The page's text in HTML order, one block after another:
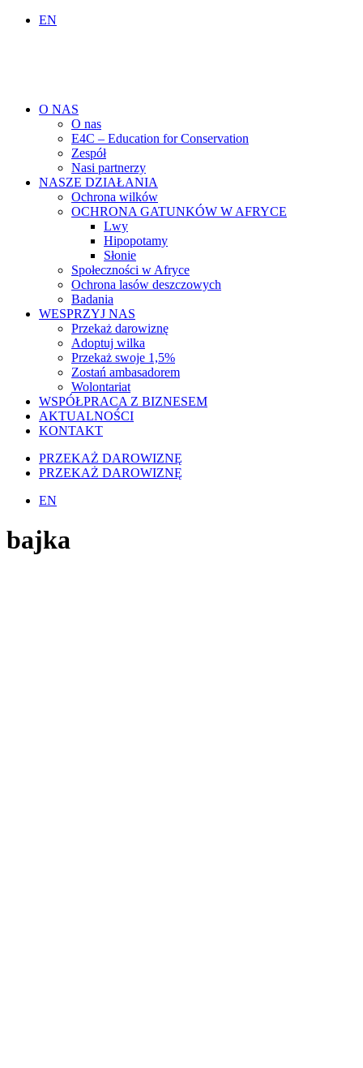
EN
O NAS
O nas
E4C – Education for Conservation
Zespół
Nasi partnerzy
NASZE DZIAŁANIA
Ochrona wilków
OCHRONA GATUNKÓW W AFRYCE
Lwy
Hipopotamy
Słonie
Społeczności w Afryce
Ochrona lasów deszczowych
Badania
WESPRZYJ NAS
Przekaż darowiznę
Adoptuj wilka
Przekaż swoje 1,5%
Zostań ambasadorem
Wolontariat
WSPÓŁPRACA Z BIZNESEM
AKTUALNOŚCI
KONTAKT
PRZEKAŻ DAROWIZNĘ
PRZEKAŻ DAROWIZNĘ
EN
bajka